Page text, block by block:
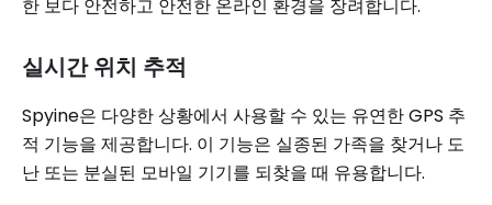
한 보다 안전하고 안전한 온라인 환경을 장려합니다.
실시간 위치 추적
Spyine은 다양한 상황에서 사용할 수 있는 유연한 GPS 추
적 기능을 제공합니다. 이 기능은 실종된 가족을 찾거나 도
난 또는 분실된 모바일 기기를 되찾을 때 유용합니다.